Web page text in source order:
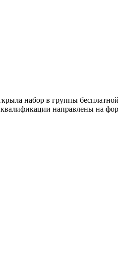
набор в группы
направлены на